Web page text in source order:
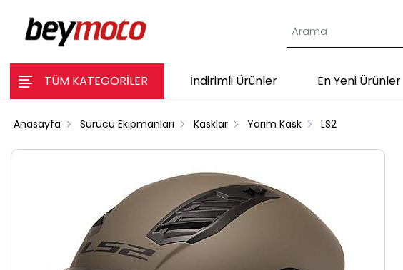
TÜM KATEGORİLER İndirimli Ürünler En Yeni Ürünler
Anasayfa Sürücü Ekipmanları Kasklar Yarım Kask LS2